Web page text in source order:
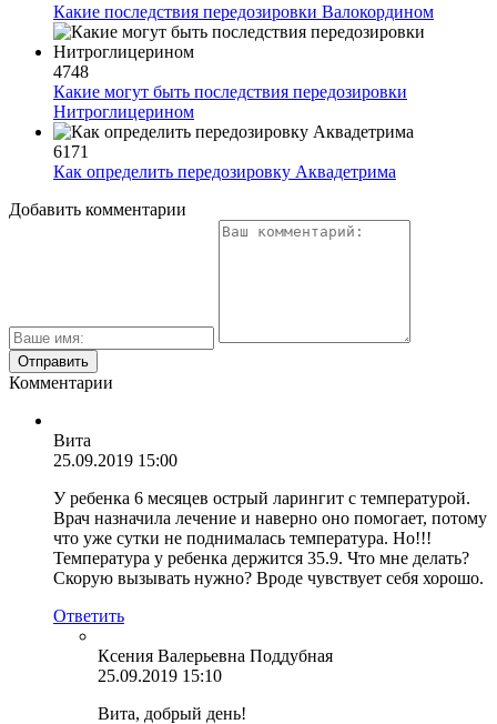
Какие последствия передозировки Валокордином
4748
Какие могут быть последствия передозировки
Нитроглицерином
6171
Как определить передозировку Аквадетрима
Добавить комментарии
Комментарии
Вита
25.09.2019 15:00
У ребенка 6 месяцев острый ларингит с температурой.
Врач назначила лечение и наверно оно помогает, потому
что уже сутки не поднималась температура. Но!!!
Температура у ребенка держится 35.9. Что мне делать?
Скорую вызывать нужно? Вроде чувствует себя хорошо.
Ответить
Ксения Валерьевна Поддубная
25.09.2019 15:10
Вита, добрый день!